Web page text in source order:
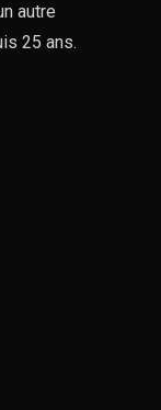
autre
25 ans.